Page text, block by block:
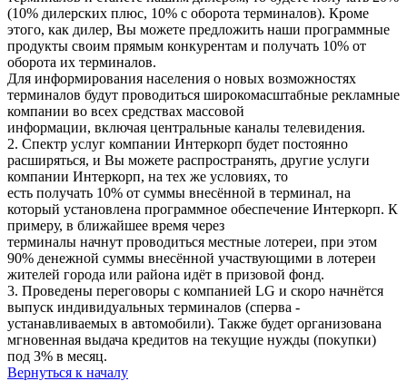
(10% дилерских плюс, 10% с оборота терминалов). Кроме
этого, как дилер, Вы можете предложить наши программные
продукты своим прямым конкурентам и получать 10% от
оборота их терминалов.
Для информирования населения о новых возможностях
терминалов будут проводиться широкомасштабные рекламные
компании во всех средствах массовой
информации, включая центральные каналы телевидения.
2. Спектр услуг компании Интеркорп будет постоянно
расширяться, и Вы можете распространять, другие услуги
компании Интеркорп, на тех же условиях, то
есть получать 10% от суммы внесённой в терминал, на
который установлена программное обеспечение Интеркорп. К
примеру, в ближайшее время через
терминалы начнут проводиться местные лотереи, при этом
90% денежной суммы внесённой участвующими в лотереи
жителей города или района идёт в призовой фонд.
3. Проведены переговоры с компанией LG и скоро начнётся
выпуск индивидуальных терминалов (сперва -
устанавливаемых в автомобили). Также будет организована
мгновенная выдача кредитов на текущие нужды (покупки)
под 3% в месяц.
Вернуться к началу